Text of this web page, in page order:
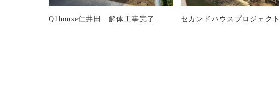
Q1house仁井田 解体工事完了 セカンドハウスプロジェクト